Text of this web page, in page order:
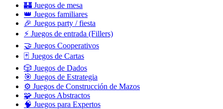
🏰 Juegos de mesa
👑 Juegos familiares
🎉 Juegos party / fiesta
⚡ Juegos de entrada (Fillers)
🤝 Juegos Cooperativos
🃏 Juegos de Cartas
🎲 Juegos de Dados
🎯 Juegos de Estrategia
⚙️ Juegos de Construcción de Mazos
🧩 Juegos Abstractos
🧠 Juegos para Expertos